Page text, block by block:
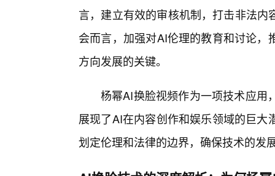
言，建立有效的审核机制，打击非法
会而言，加强对AI伦理的教育和讨论
方向发展的关键。
杨幂AI换脸视频作为一项技术应用
展现了AI在内容创作和娱乐领域的巨
划定伦理和法律的边界，确保技术的发